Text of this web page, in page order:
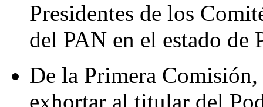
Presidentes de los
del PAN en el estado de
De la Primera
exhortar al titular del